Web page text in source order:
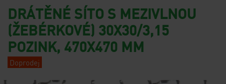
DRÁTĚNÉ SÍTO S MEZIVLNOU
(ŽEBÉRKOVÉ) 30X30/3,15
POZINK, 470X470 MM
Doprodej